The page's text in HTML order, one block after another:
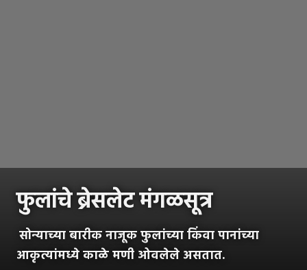
फुलांचे ब्रेसलेट मंगळसूत्र
सोन्याच्या बारीक नाजूक फुलांच्या किंवा पानांच्या
आकृत्यांमध्ये काळे मणी ओवलेले असतात.